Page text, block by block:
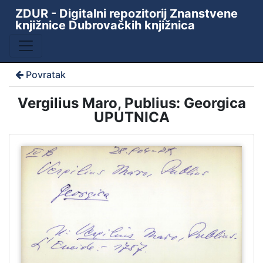
ZDUR - Digitalni repozitorij Znanstvene
knjižnice Dubrovačkih knjižnica
Povratak
Vergilius Maro, Publius: Georgica
UPUTNICA